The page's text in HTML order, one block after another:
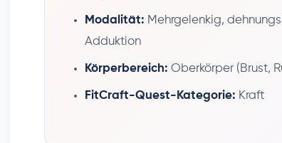
Modalität: Mehrgelenkig,
Adduktion
Körperbereich: Oberkörper (Brust,
FitCraft-Quest-Kategorie: Kraft